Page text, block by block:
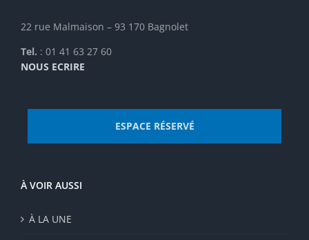
22 rue Malmaison – 93 170 Bagnolet
Tel. : 01 41 63 27 60
NOUS ECRIRE
ESPACE RÉSERVÉ
À VOIR AUSSI
À LA UNE